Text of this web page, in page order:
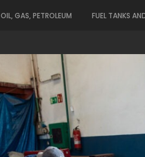
OIL, GAS, PETROLEUM FUEL TANKS